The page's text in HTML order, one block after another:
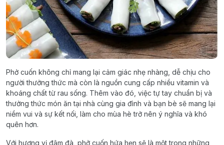
Phở cuốn không chỉ mang lại cảm giác nhẹ nhàng, dễ chịu cho
người thưởng thức mà còn là nguồn cung cấp nhiều vitamin và
khoáng chất từ rau sống. Thêm vào đó, việc tự tay chuẩn bị và
thưởng thức món ăn tại nhà cùng gia đình và bạn bè sẽ mang lại
niềm vui và sự kết nối, làm cho mùa hè trở nên ý nghĩa và khó
quên hơn.
Với hương vị đậm đà, phở cuốn hứa hẹn sẽ là một trong những